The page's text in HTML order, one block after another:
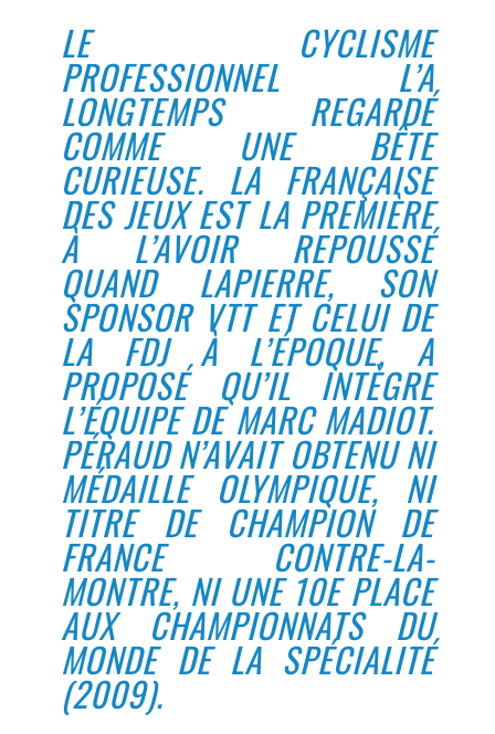
LE CYCLISME
PROFESSIONNEL L’A
LONGTEMPS REGARDÉ
COMME UNE BÊTE
CURIEUSE. LA FRANÇAISE
DES JEUX EST LA PREMIÈRE
À L’AVOIR REPOUSSÉ
QUAND LAPIERRE, SON
SPONSOR VTT ET CELUI DE
LA FDJ À L’ÉPOQUE, A
PROPOSÉ QU’IL INTÈGRE
L’ÉQUIPE DE MARC MADIOT.
PÉRAUD N’AVAIT OBTENU NI
MÉDAILLE OLYMPIQUE, NI
TITRE DE CHAMPION DE
FRANCE CONTRE-LA-
MONTRE, NI UNE 10E PLACE
AUX CHAMPIONNATS DU
MONDE DE LA SPÉCIALITÉ
(2009).